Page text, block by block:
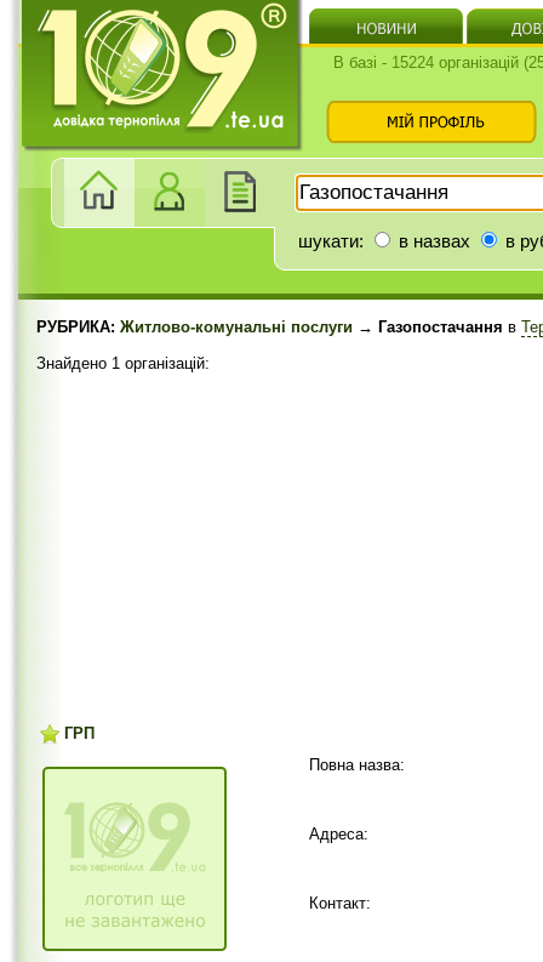
В базі - 15224 організацій
шукати: в назвах в
РУБРИКА: Житлово-комунальні послуги → Газопостачання в
Знайдено 1 організацій:
ГРП
Повна назва:
Адреса:
Контакт: